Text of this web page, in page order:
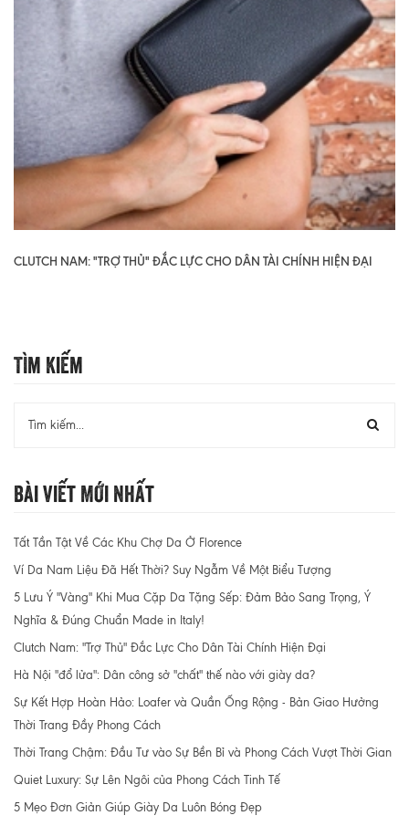
CLUTCH NAM: "TRỢ THỦ" ĐẮC LỰC CHO DÂN TÀI CHÍNH HIỆN ĐẠI
Tìm Kiếm
Bài Viết Mới Nhất
Tất Tần Tật Về Các Khu Chợ Da Ở Florence
Ví Da Nam Liệu Đã Hết Thời? Suy Ngẫm Về Một Biểu Tượng
5 Lưu Ý "Vàng" Khi Mua Cặp Da Tặng Sếp: Đảm Bảo Sang Trọng, Ý
Nghĩa & Đúng Chuẩn Made in Italy!
Clutch Nam: "Trợ Thủ" Đắc Lực Cho Dân Tài Chính Hiện Đại
Hà Nội "đổ lửa": Dân công sở "chất" thế nào với giày da?
Sự Kết Hợp Hoàn Hảo: Loafer và Quần Ống Rộng - Bản Giao Hưởng
Thời Trang Đầy Phong Cách
Thời Trang Chậm: Đầu Tư vào Sự Bền Bỉ và Phong Cách Vượt Thời Gian
Quiet Luxury: Sự Lên Ngôi của Phong Cách Tinh Tế
5 Mẹo Đơn Giản Giúp Giày Da Luôn Bóng Đẹp